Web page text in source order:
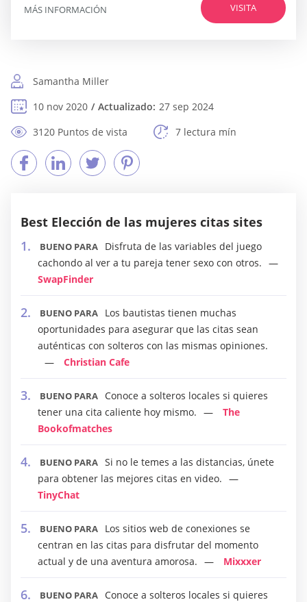
VISITA
MÁS INFORMACIÓN
Samantha Miller
10 nov 2020
Actualizado: 27 sep 2024
3120 Puntos de vista
7 lectura mín
Best Elección de las mujeres citas sites
BUENO PARA
Disfruta de las variables del juego
cachondo al ver a tu pareja tener sexo con otros.
SwapFinder
BUENO PARA
Los bautistas tienen muchas
oportunidades para asegurar que las citas sean
auténticas con solteros con las mismas opiniones.
Christian Cafe
BUENO PARA
Conoce a solteros locales si quieres
tener una cita caliente hoy mismo.
The
Bookofmatches
BUENO PARA Si no le temes a las distancias, únete
para obtener las mejores citas en video.
TinyChat
BUENO PARA
Los sitios web de conexiones se
centran en las citas para disfrutar del momento
actual y de una aventura amorosa.
Mixxxer
BUENO PARA
Conoce a solteros locales si quieres